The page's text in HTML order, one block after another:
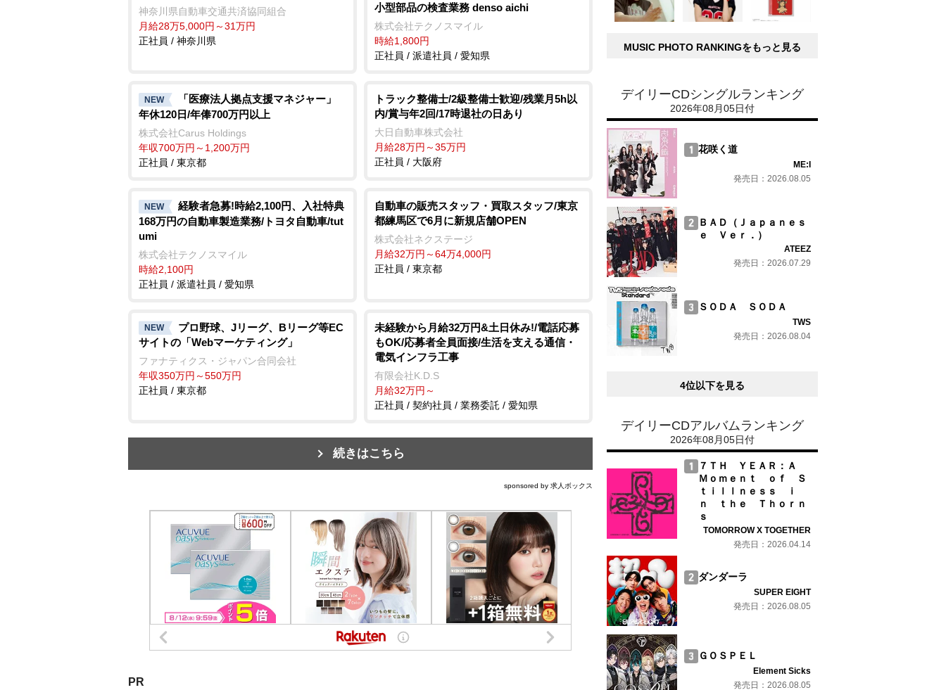
神奈川県自動車交通共済協同組合
月給28万5,000円～31万円
正社員 / 神奈川県
小型部品の検査業務 denso aichi
株式会社テクノスマイル
時給1,800円
正社員 / 派遣社員 / 愛知県
NEW
「医療法人拠点支援マネジャー」
年休120日/年俸700万円以上
株式会社Carus Holdings
年収700万円～1,200万円
正社員 / 東京都
トラック整備士/2級整備士歓迎/残業月5h以
内/賞与年2回/17時退社の日あり
大日自動車株式会社
月給28万円～35万円
正社員 / 大阪府
NEW
経験者急募!時給2,100円、入社特典
168万円の自動車製造業務/トヨタ自動車/tut
umi
株式会社テクノスマイル
時給2,100円
正社員 / 派遣社員 / 愛知県
自動車の販売スタッフ・買取スタッフ/東京
都練馬区で6月に新規店舗OPEN
株式会社ネクステージ
月給32万円～64万4,000円
正社員 / 東京都
NEW
プロ野球、Jリーグ、Bリーグ等EC
サイトの「Webマーケティング」
ファナティクス・ジャパン合同会社
年収350万円～550万円
正社員 / 東京都
未経験から月給32万円&土日休み!/電話応募
もOK/応募者全員面接/生活を支える通信・
電気インフラ工事
有限会社K.D.S
月給32万円～
正社員 / 契約社員 / 業務委託 / 愛知県
続きはこちら
sponsored by 求人ボックス
PR
MUSIC PHOTO RANKINGをもっと見る
デイリーCDシングルランキング
2026年08月05日付
花咲く道
ME:I
発売日：2026.08.05
ＢＡＤ（Ｊａｐａｎｅｓ
ｅ Ｖｅｒ．）
ATEEZ
発売日：2026.07.29
ＳＯＤＡ ＳＯＤＡ
TWS
発売日：2026.08.04
4位以下を見る
デイリーCDアルバムランキング
2026年08月05日付
７ＴＨ ＹＥＡＲ：Ａ
Ｍｏｍｅｎｔ ｏｆ Ｓ
ｔｉｌｌｎｅｓｓ ｉ
ｎ ｔｈｅ Ｔｈｏｒｎ
ｓ
TOMORROW X TOGETHER
発売日：2026.04.14
ダンダーラ
SUPER EIGHT
発売日：2026.08.05
ＧＯＳＰＥＬ
Element Sicks
発売日：2026.08.05